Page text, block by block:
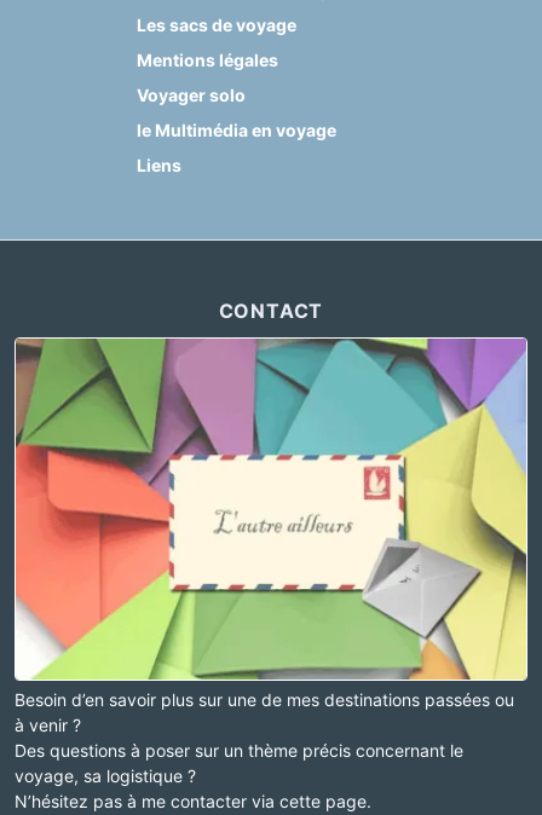
Les sacs de voyage
Mentions légales
Voyager solo
le Multimédia en voyage
Liens
CONTACT
Besoin d’en savoir plus sur une de mes destinations passées ou
à venir ?
Des questions à poser sur un thème précis concernant le
voyage, sa logistique ?
N’hésitez pas à me contacter via cette page.